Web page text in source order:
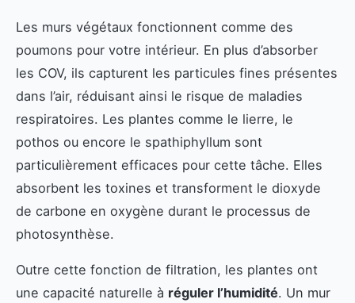
Les murs végétaux fonctionnent comme des
poumons pour votre intérieur. En plus d’absorber
les COV, ils capturent les particules fines présentes
dans l’air, réduisant ainsi le risque de maladies
respiratoires. Les plantes comme le lierre, le
pothos ou encore le spathiphyllum sont
particulièrement efficaces pour cette tâche. Elles
absorbent les toxines et transforment le dioxyde
de carbone en oxygène durant le processus de
photosynthèse.
Outre cette fonction de filtration, les plantes ont
une capacité naturelle à réguler l’humidité. Un mur